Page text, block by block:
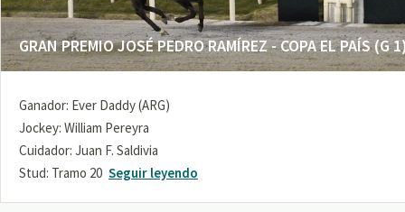
GRAN PREMIO JOSÉ PEDRO RAMÍREZ - COPA EL PAÍS (G
Ganador: Ever Daddy (ARG)
Jockey: William Pereyra
Cuidador: Juan F. Saldivia
Stud: Tramo 20 Seguir leyendo